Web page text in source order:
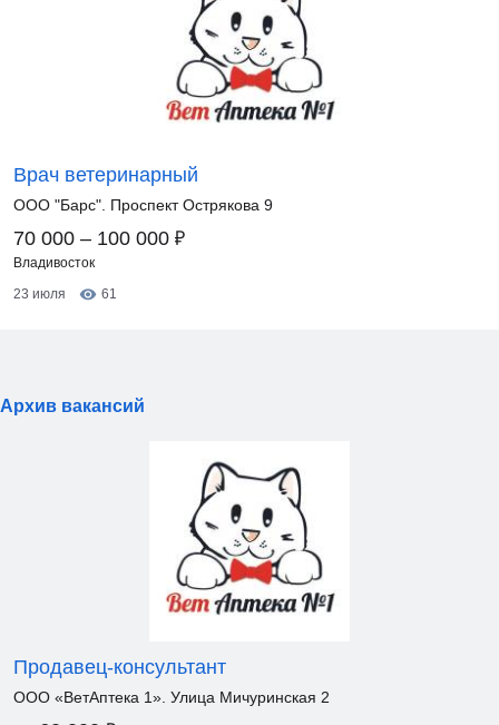
Врач ветеринарный
ООО "Барс". Проспект Острякова 9
70 000 – 100 000 ₽
Владивосток
23 июля
61
Архив вакансий
Продавец-консультант
ООО «ВетАптека 1». Улица Мичуринская 2